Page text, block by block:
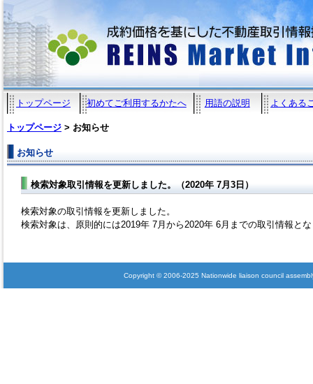
トップページ 初めてご利用するかたへ 用語の説明 よくある
トップページ > お知らせ
お知らせ
検索対象取引情報を更新しました。（2020年 7月3日）
検索対象の取引情報を更新しました。
検索対象は、原則的には2019年 7月から2020年 6月までの取引情報と
Copyright © 2006-2025 Nationwide liaison council